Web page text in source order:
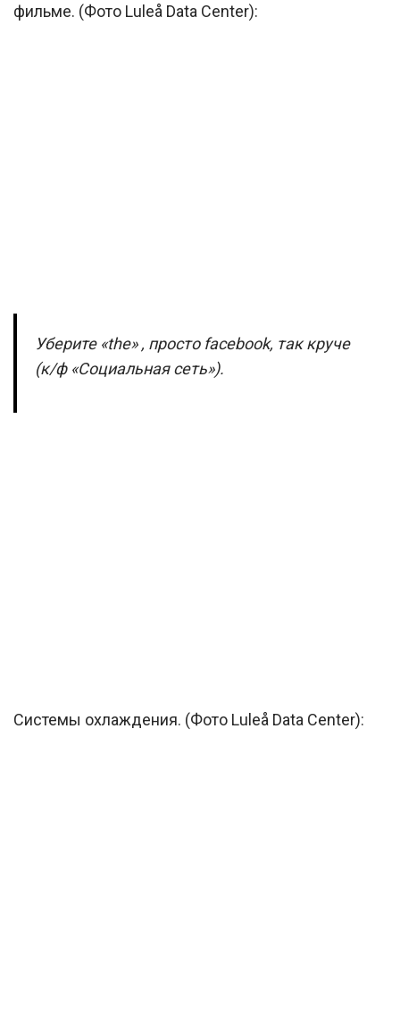
фильме. (Фото Luleå Data Center):
Уберите «the» , просто facebook, так круче
(к/ф «Социальная сеть»).
Системы охлаждения. (Фото Luleå Data Center):